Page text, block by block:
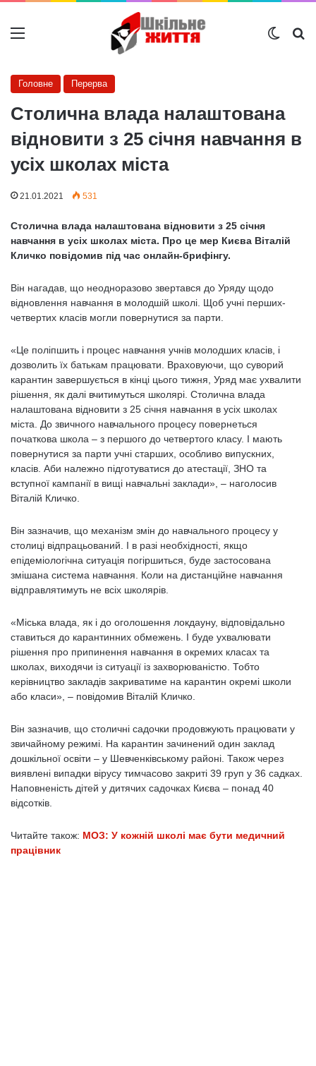
Меню
Головне Перерва
Столична влада налаштована
відновити з 25 січня навчання в
усіх школах міста
21.01.2021 531
Столична влада налаштована відновити з 25 січня
навчання в усіх школах міста. Про це мер Києва Віталій
Кличко повідомив під час онлайн-брифінгу.
Він нагадав, що неодноразово звертався до Уряду щодо
відновлення навчання в молодшій школі. Щоб учні перших-
четвертих класів могли повернутися за парти.
«Це поліпшить і процес навчання учнів молодших класів, і
дозволить їх батькам працювати. Враховуючи, що суворий
карантин завершується в кінці цього тижня, Уряд має ухвалити
рішення, як далі вчитимуться школярі. Столична влада
налаштована відновити з 25 січня навчання в усіх школах
міста. До звичного навчального процесу повернеться
початкова школа – з першого до четвертого класу. І мають
повернутися за парти учні старших, особливо випускних,
класів. Аби належно підготуватися до атестації, ЗНО та
вступної кампанії в вищі навчальні заклади», – наголосив
Віталій Кличко.
Він зазначив, що механізм змін до навчального процесу у
столиці відпрацьований. І в разі необхідності, якщо
епідеміологічна ситуація погіршиться, буде застосована
змішана система навчання. Коли на дистанційне навчання
відправлятимуть не всіх школярів.
«Міська влада, як і до оголошення локдауну, відповідально
ставиться до карантинних обмежень. І буде ухвалювати
рішення про припинення навчання в окремих класах та
школах, виходячи із ситуації із захворюваністю. Тобто
керівництво закладів закриватиме на карантин окремі школи
або класи», – повідомив Віталій Кличко.
Він зазначив, що столичні садочки продовжують працювати у
звичайному режимі. На карантин зачинений один заклад
дошкільної освіти – у Шевченківському районі. Також через
виявлені випадки вірусу тимчасово закриті 39 груп у 36 садках.
Наповненість дітей у дитячих садочках Києва – понад 40
відсотків.
Читайте також: МОЗ: У кожній школі має бути медичний
працівник